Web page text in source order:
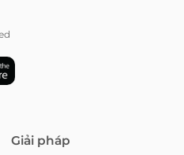
Giải pháp